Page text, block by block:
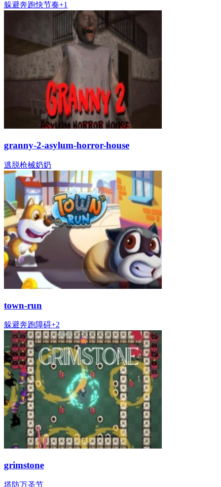
躲避奔跑快节奏+1
granny-2-asylum-horror-house
逃脱枪械奶奶
town-run
躲避奔跑障碍+2
grimstone
塔防万圣节